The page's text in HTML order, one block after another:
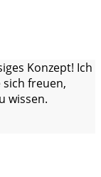
Konzept! Ich
freuen,
wissen.